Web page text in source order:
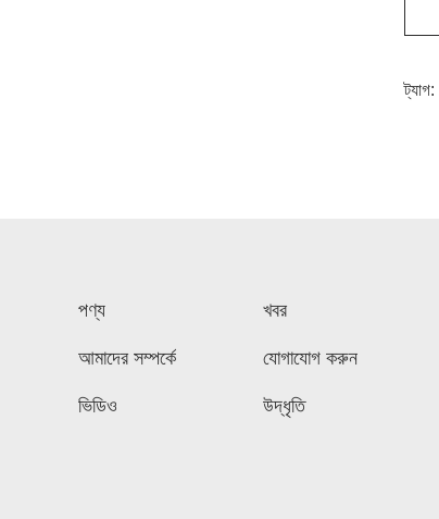
ট্যাগ:
পণ্য
আমাদের সম্পর্কে
ভিডিও
খবর
যোগাযোগ করুন
উদ্ধৃতি